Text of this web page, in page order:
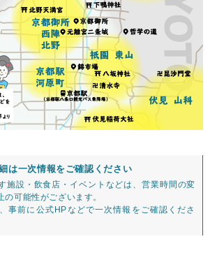
は一次情報をご確認ください
施設・飲食店・イベントなどは、営業時間の変
可能性がございます。
事前に公式HPなどで一次情報をご確認くださ